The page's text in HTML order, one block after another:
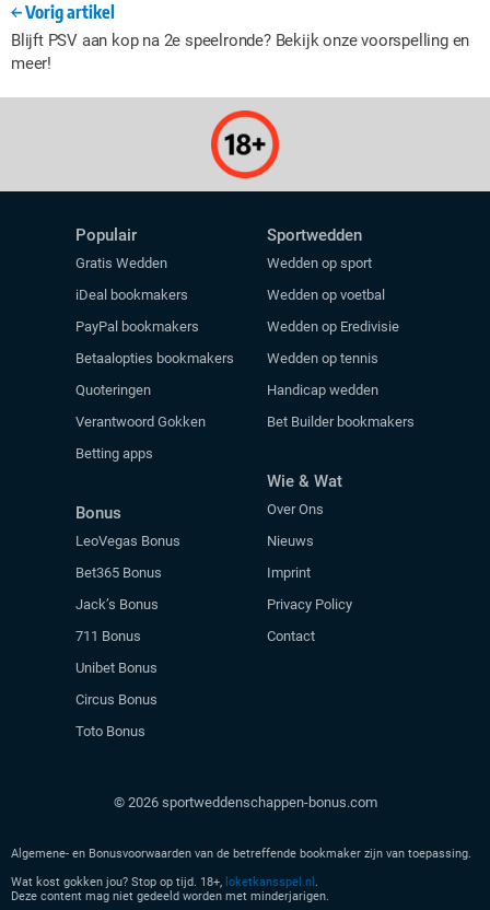
Vorig artikel
Blijft PSV aan kop na 2e speelronde? Bekijk onze voorspelling en
meer!
Populair
Gratis Wedden
iDeal bookmakers
PayPal bookmakers
Betaalopties bookmakers
Quoteringen
Verantwoord Gokken
Betting apps
Bonus
LeoVegas Bonus
Bet365 Bonus
Jack’s Bonus
711 Bonus
Unibet Bonus
Circus Bonus
Toto Bonus
Sportwedden
Wedden op sport
Wedden op voetbal
Wedden op Eredivisie
Wedden op tennis
Handicap wedden
Bet Builder bookmakers
Wie & Wat
Over Ons
Nieuws
Imprint
Privacy Policy
Contact
© 2026 sportweddenschappen-bonus.com
Algemene- en Bonusvoorwaarden van de betreffende bookmaker zijn van toepassing.
Wat kost gokken jou? Stop op tijd. 18+, loketkansspel.nl .
Deze content mag niet gedeeld worden met minderjarigen.